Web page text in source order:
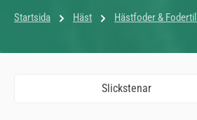
Startsida Häst Hästfoder &
Slickstenar